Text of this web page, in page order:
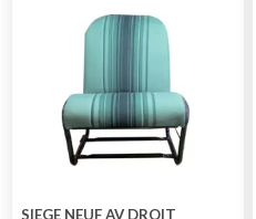
SIEGE NEUF AV DROIT